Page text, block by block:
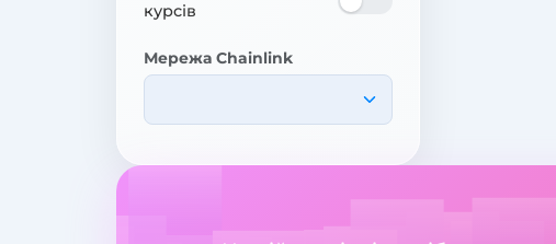
курсів
Мережа Chainlink